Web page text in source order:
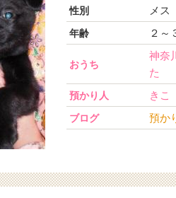
性別 メス
年齢 ２～
おうち
神奈
た
預かり人 きこ
ブログ 預か